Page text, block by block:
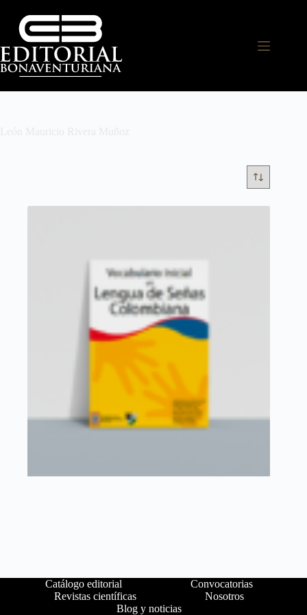
León Mauricio Rivera Muñoz
Catálogo editorial
Convocatorias
Revistas científicas
Nosotros
Blog y noticias